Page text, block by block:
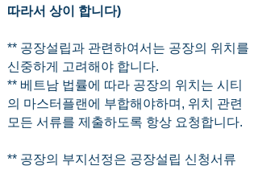
따라서 상이 합니다)
** 공장설립과 관련하여서는 공장의 위치를
신중하게 고려해야 합니다.
** 베트남 법률에 따라 공장의 위치는 시티
의 마스터플랜에 부합해야하며, 위치 관련
모든 서류를 제출하도록 항상 요청합니다.
** 공장의 부지선정은 공장설립 신청서류